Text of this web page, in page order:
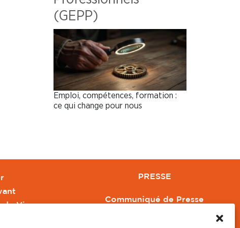
(GEPP)
Emploi, compétences, formation :
ce qui change pour nous
de Vivre
Orange
PRESSE
Communiqué de Presse